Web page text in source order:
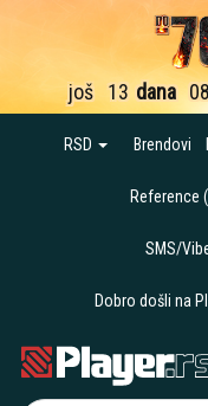
još 13 dana
RSD Brendovi
Reference
SMS/
Dobro došli na